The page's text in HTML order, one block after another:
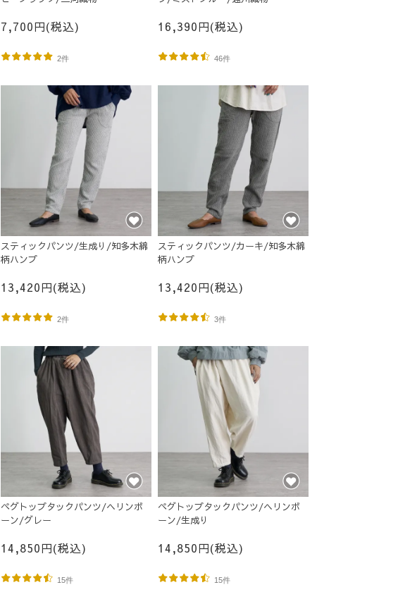
7,700円(税込)
2件
16,390円(税込)
46件
スティックパンツ/生成り/知多木綿
柄ハンプ
13,420円(税込)
2件
スティックパンツ/カーキ/知多木綿
柄ハンプ
13,420円(税込)
3件
ペグトップタックパンツ/ヘリンボ
ーン/グレー
14,850円(税込)
15件
ペグトップタックパンツ/ヘリンボ
ーン/生成り
14,850円(税込)
15件